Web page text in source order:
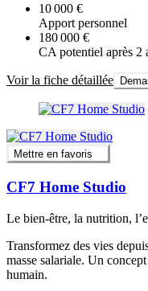
10 000 €
Apport personnel
180 000 €
CA potentiel après 2
Voir la fiche détaillée
Mettre en favoris
CF7 Home Studio
Le bien-être, la nutrition,
Transformez des vies
masse salariale. Un
humain.